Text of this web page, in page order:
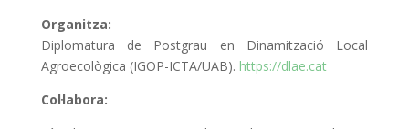
Organitza:
Diplomatura de Postgrau en Dinamització Local
Agroecològica (IGOP-ICTA/UAB). https://dlae.cat
Col·labora: